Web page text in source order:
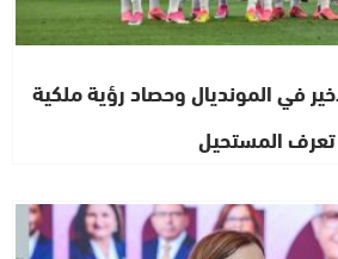
في المونديال وحصاد رؤية ملكية
المستحيل